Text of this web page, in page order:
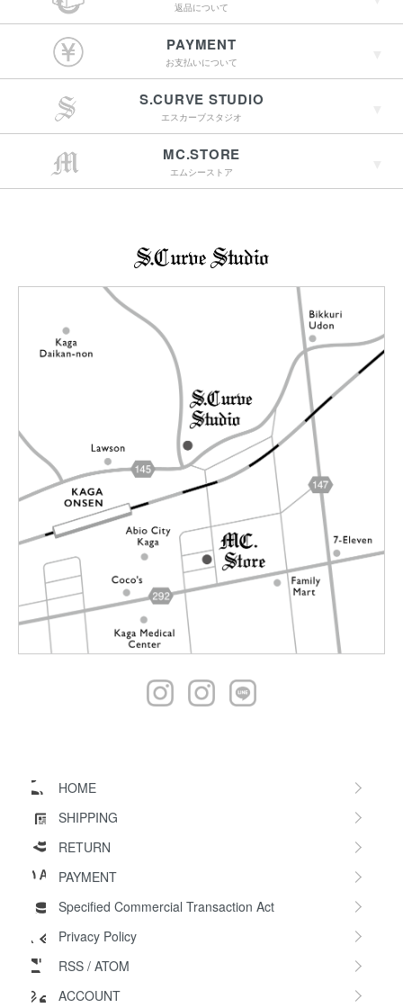
￥4,400（税込）以上
のご購入で送料無料
15:00までのご注文で
最短翌営業日配送
返品について
→詳しくはこちらへ
PAYMENT
お支払いについて
S.CURVE STUDIO
エスカーブスタジオ
MC.STORE
エムシーストア
HOME
SHIPPING
RETURN
PAYMENT
Specified Commercial Transaction Act
Privacy Policy
RSS / ATOM
ACCOUNT